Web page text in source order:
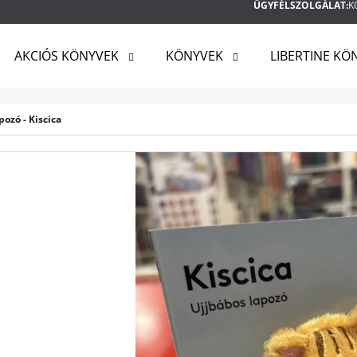
ÜGYFÉLSZOLGÁLAT:
AKCIÓS KÖNYVEK KÖNYVEK LIBERTINE
- Kiscica
KERESÉS
AJÁNLJUK